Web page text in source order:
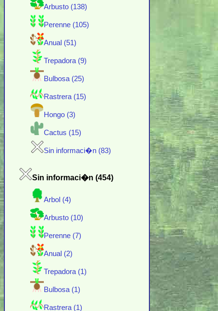
Arbusto (138)
Perenne (105)
Anual (51)
Trepadora (9)
Bulbosa (25)
Rastrera (15)
Hongo (3)
Cactus (15)
Sin informaci�n (83)
Sin informaci�n (454)
Arbol (4)
Arbusto (10)
Perenne (7)
Anual (2)
Trepadora (1)
Bulbosa (1)
Rastrera (1)